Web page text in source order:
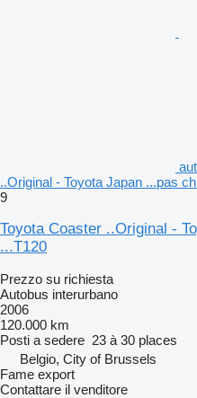
..Original - Toyota Japan ...pas
9
Toyota Coaster ..Original -
...T120
Prezzo su richiesta
Autobus interurbano
2006
120.000 km
Posti a sedere 23 à 30 places
Belgio, City of Brussels
Fame export
Contattare il venditore